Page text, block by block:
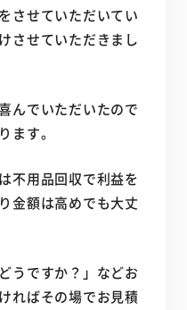
させていただいてい
させていただきまし
んでいただいたので
ます。
不用品回収で利益を
金額は高めでも大丈
うですか？」などお
ればその場でお見積